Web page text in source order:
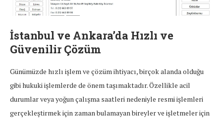
İstanbul ve Ankara’da Hızlı ve
Güvenilir Çözüm
Günümüzde hızlı işlem ve çözüm ihtiyacı, birçok alanda olduğu
gibi hukuki işlemlerde de önem taşımaktadır. Özellikle acil
durumlar veya yoğun çalışma saatleri nedeniyle resmi işlemleri
gerçekleştirmek için zaman bulamayan bireyler ve işletmeler için